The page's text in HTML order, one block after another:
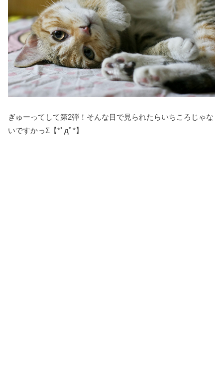
ぎゅーってして第2弾！そんな目で見られたらいちころじゃな
いですかっΣ【*ﾟдﾟ*】